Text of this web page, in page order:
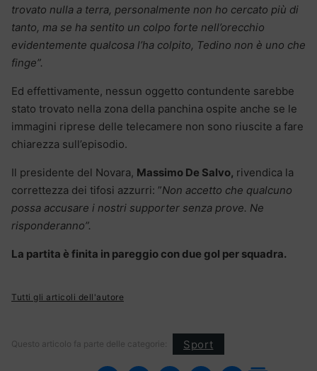
trovato nulla a terra, personalmente non ho cercato più di
tanto, ma se ha sentito un colpo forte nell’orecchio
evidentemente qualcosa l’ha colpito, Tedino non è uno che
finge”.
Ed effettivamente, nessun oggetto contundente sarebbe
stato trovato nella zona della panchina ospite anche se le
immagini riprese delle telecamere non sono riuscite a fare
chiarezza sull’episodio.
Il presidente del Novara, Massimo De Salvo, rivendica la
correttezza dei tifosi azzurri: ”Non accetto che qualcuno
possa accusare i nostri supporter senza prove. Ne
risponderanno”.
La partita è finita in pareggio con due gol per squadra.
Tutti gli articoli dell'autore
Questo articolo fa parte delle categorie: Sport